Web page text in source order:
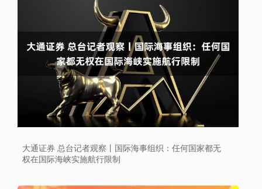
大通证券 总台记者观察丨国际海事组织：任何国家都无
权在国际海峡实施航行限制